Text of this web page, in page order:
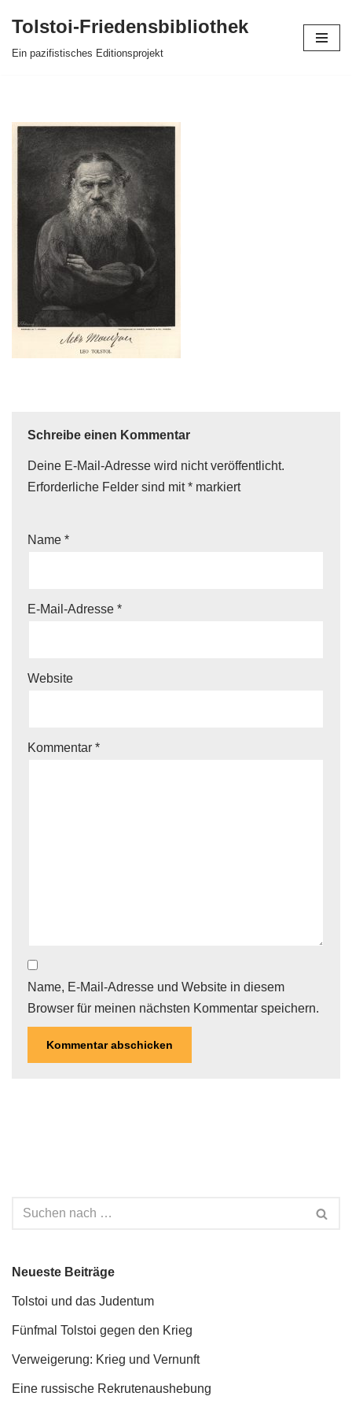
Tolstoi-Friedensbibliothek
Ein pazifistisches Editionsprojekt
Schreibe einen Kommentar
Deine E-Mail-Adresse wird nicht veröffentlicht.
Erforderliche Felder sind mit* markiert
Name *
E-Mail-Adresse *
Website
Kommentar *
Name, E-Mail-Adresse und Website in diesem
Browser für meinen nächsten Kommentar speichern.
Neueste Beiträge
Tolstoi und das Judentum
Fünfmal Tolstoi gegen den Krieg
Verweigerung: Krieg und Vernunft
Eine russische Rekrutenaushebung